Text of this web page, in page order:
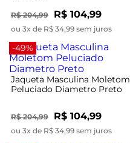
R$ 204,99 R$ 104,99
ou 3x de R$ 34,99 sem juros
-49%
Jaqueta Masculina Moletom
Peluciado Diametro Preto
R$ 204,99 R$ 104,99
ou 3x de R$ 34,99 sem juros